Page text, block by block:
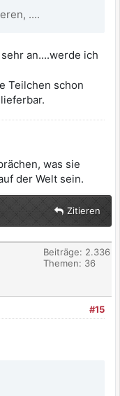
....
an....werde ich
Teilchen schon
was sie
der Welt sein.
Zitieren
Beiträge: 2.336
Themen: 36
#15